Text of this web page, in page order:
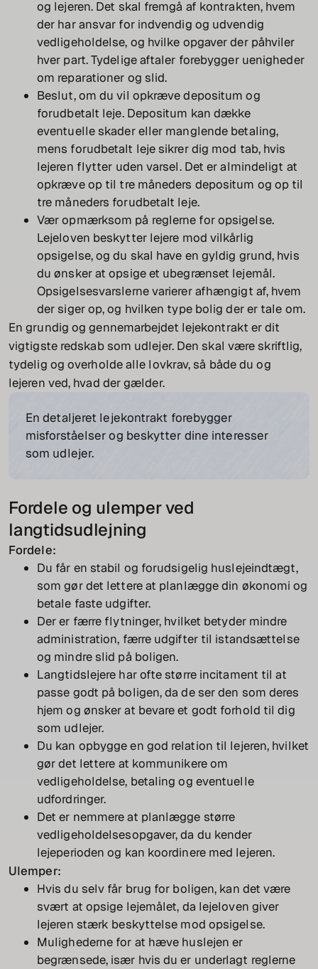
og lejeren. Det skal fremgå af kontrakten, hvem
der har ansvar for indvendig og udvendig
vedligeholdelse, og hvilke opgaver der påhviler
hver part. Tydelige aftaler forebygger uenigheder
om reparationer og slid.
Beslut, om du vil opkræve depositum og
forudbetalt leje. Depositum kan dække
eventuelle skader eller manglende betaling,
mens forudbetalt leje sikrer dig mod tab, hvis
lejeren flytter uden varsel. Det er almindeligt at
opkræve op til tre måneders depositum og op til
tre måneders forudbetalt leje.
Vær opmærksom på reglerne for opsigelse.
Lejeloven beskytter lejere mod vilkårlig
opsigelse, og du skal have en gyldig grund, hvis
du ønsker at opsige et ubegrænset lejemål.
Opsigelsesvarslerne varierer afhængigt af, hvem
der siger op, og hvilken type bolig der er tale om.
En grundig og gennemarbejdet lejekontrakt er dit
vigtigste redskab som udlejer. Den skal være skriftlig,
tydelig og overholde alle lovkrav, så både du og
lejeren ved, hvad der gælder.
En detaljeret lejekontrakt forebygger
misforståelser og beskytter dine interesser
som udlejer.
Fordele og ulemper ved
langtidsudlejning
Fordele:
Du får en stabil og forudsigelig huslejeindtægt,
som gør det lettere at planlægge din økonomi og
betale faste udgifter.
Der er færre flytninger, hvilket betyder mindre
administration, færre udgifter til istandsættelse
og mindre slid på boligen.
Langtidslejere har ofte større incitament til at
passe godt på boligen, da de ser den som deres
hjem og ønsker at bevare et godt forhold til dig
som udlejer.
Du kan opbygge en god relation til lejeren, hvilket
gør det lettere at kommunikere om
vedligeholdelse, betaling og eventuelle
udfordringer.
Det er nemmere at planlægge større
vedligeholdelsesopgaver, da du kender
lejeperioden og kan koordinere med lejeren.
Ulemper:
Hvis du selv får brug for boligen, kan det være
svært at opsige lejemålet, da lejeloven giver
lejeren stærk beskyttelse mod opsigelse.
Mulighederne for at hæve huslejen er
begrænsede, især hvis du er underlagt reglerne